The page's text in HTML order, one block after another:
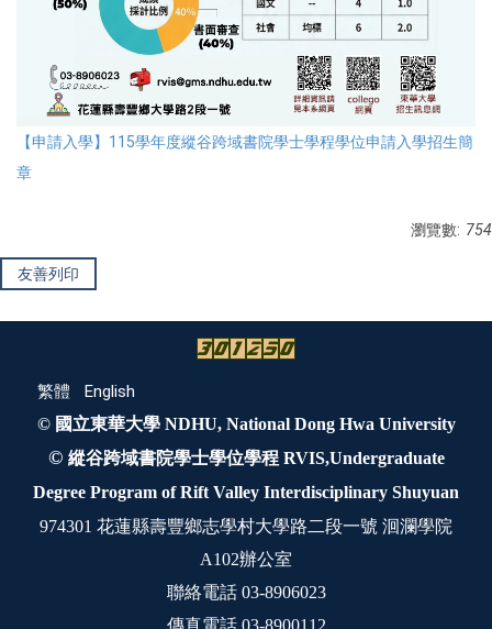
【申請入學】115學年度縱谷跨域書院學士學程學位申請入學招生簡
章
瀏覽數: 754
友善列印
繁體 English
© 國立東華大學 NDHU, National Dong Hwa University
© 縱谷跨域書院學士學位學程 RVIS,Undergraduate
Degree Program of Rift Valley Interdisciplinary Shuyuan
974301 花蓮縣壽豐鄉志學村大學路二段一號 洄瀾學院
A102辦公室
聯絡電話 03-8906023
傳真電話 03-8900112